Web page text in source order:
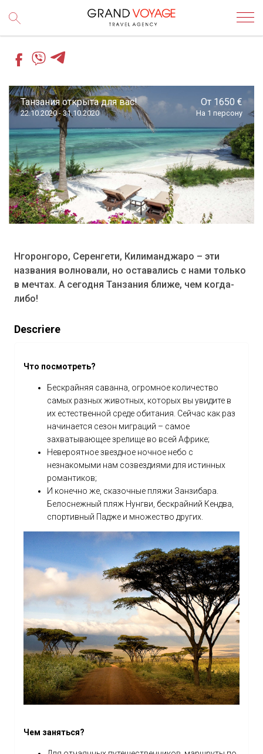
Танзания открыта для вас!
22.10.2020 - 31.10.2020
От 1650 €
На 1 персону
Нгоронгоро, Серенгети, Килиманджаро – эти
названия волновали, но оставались с нами только
в мечтах. А сегодня Танзания ближе, чем когда-
либо!
Descriere
Что посмотреть?
Бескрайняя саванна, огромное количество
самых разных животных, которых вы увидите в
их естественной среде обитания. Сейчас как раз
начинается сезон миграций – самое
захватывающее зрелище во всей Африке;
Невероятное звездное ночное небо с
незнакомыми нам созвездиями для истинных
романтиков;
И конечно же, сказочные пляжи Занзибара.
Белоснежный пляж Нунгви, бескрайний Кендва,
спортивный Падже и множество других.
Чем заняться?